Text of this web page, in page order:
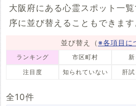
1件 2件
能勢町 熊取町 田
1件
千早赤阪村
2件
大阪府にある心霊スポット一
序に並び替えることもできます
並び替え（※各項目に
ランキング 市区町村
注目度
知られていない 肝
全10件